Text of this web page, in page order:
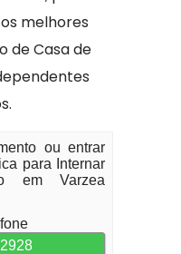
melhores
de Casa de
ou entrar
para Internar
em Varzea